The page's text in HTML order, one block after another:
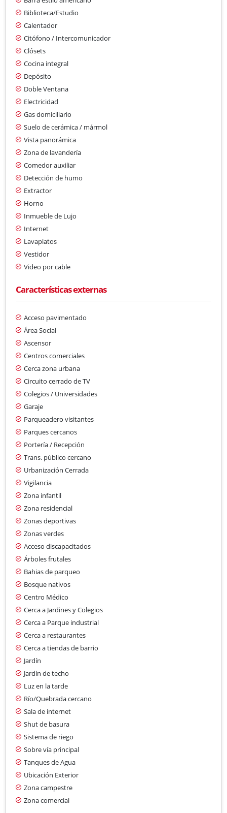
Biblioteca/Estudio
Calentador
Citófono / Intercomunicador
Clósets
Cocina integral
Depósito
Doble Ventana
Electricidad
Gas domiciliario
Suelo de cerámica / mármol
Vista panorámica
Zona de lavandería
Comedor auxiliar
Detección de humo
Extractor
Horno
Inmueble de Lujo
Internet
Lavaplatos
Vestidor
Video por cable
Características externas
Acceso pavimentado
Área Social
Ascensor
Centros comerciales
Cerca zona urbana
Circuito cerrado de TV
Colegios / Universidades
Garaje
Parqueadero visitantes
Parques cercanos
Portería / Recepción
Trans. público cercano
Urbanización Cerrada
Vigilancia
Zona infantil
Zona residencial
Zonas deportivas
Zonas verdes
Acceso discapacitados
Árboles frutales
Bahias de parqueo
Bosque nativos
Centro Médico
Cerca a Jardines y Colegios
Cerca a Parque industrial
Cerca a restaurantes
Cerca a tiendas de barrio
Jardín
Jardín de techo
Luz en la tarde
Río/Quebrada cercano
Sala de internet
Shut de basura
Sistema de riego
Sobre vía principal
Tanques de Agua
Ubicación Exterior
Zona campestre
Zona comercial